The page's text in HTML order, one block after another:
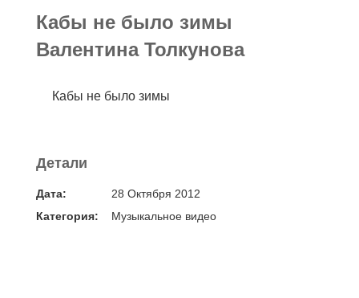
Кабы не было зимы
Валентина Толкунова
Кабы не было зимы
Детали
Дата:
28 Октября 2012
Категория:
Музыкальное видео